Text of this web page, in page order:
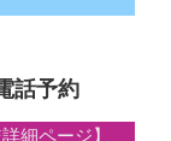
話予約
細ページ】